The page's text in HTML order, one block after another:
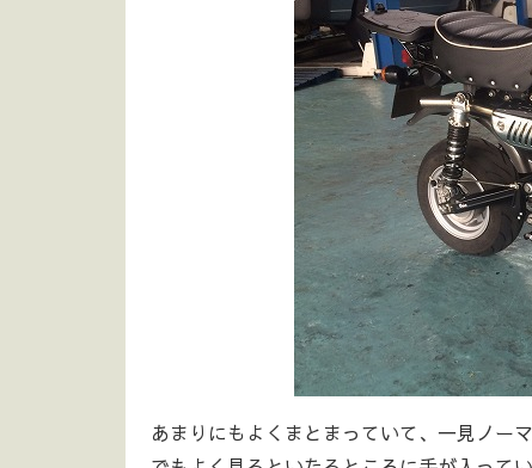
あまりにもよくまとまっていて、一見ノー